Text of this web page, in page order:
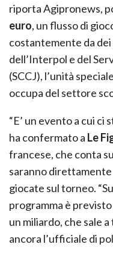
riporta Agipronews,
euro, un flusso di
costantemente da
dell’Interpol e del
(SCCJ), l’unità
occupa del settore
“E’ un evento a cui ci
ha confermato a Le
francese, che conta
saranno
giocate sul torneo.
programma è
un miliardo, che sale
ancora l’ufficiale di